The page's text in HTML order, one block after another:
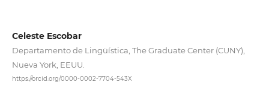
Celeste Escobar
Departamento de Lingüística, The Graduate Center (CUNY),
Nueva York, EEUU.
https://orcid.org/0000-0002-7704-543X